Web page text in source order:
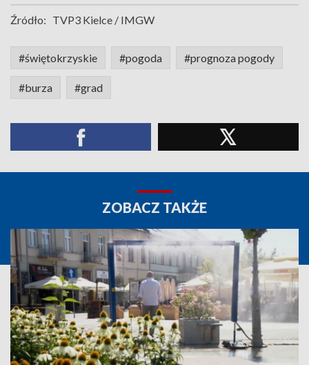
Źródło: TVP3 Kielce / IMGW
#świętokrzyskie #pogoda #prognoza pogody
#burza #grad
ZOBACZ TAKŻE